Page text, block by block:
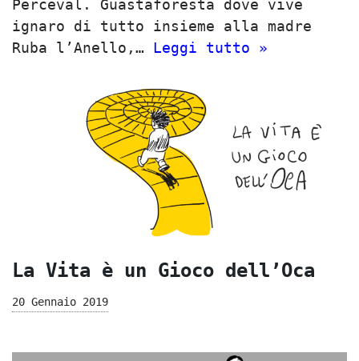
Perceval. Guastaforesta dove vive
ignaro di tutto insieme alla madre
Ruba l’Anello,… Leggi tutto »
La Vita è un Gioco dell’Oca
20 Gennaio 2019